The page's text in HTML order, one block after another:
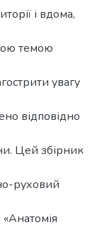
і вдома,
темою
увагу
відповідно
Цей збірник
руховий